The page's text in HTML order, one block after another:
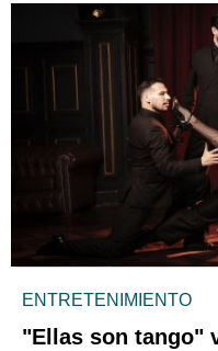
ENTRETENIMIENTO
"Ellas son tango"